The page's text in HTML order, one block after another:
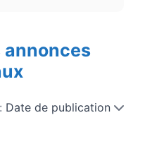
annonces
Date de publication